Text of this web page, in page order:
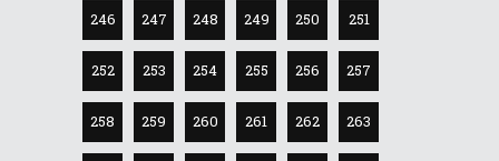
246 247 248 249 250 251
252 253 254 255 256 257
258 259 260 261 262 263